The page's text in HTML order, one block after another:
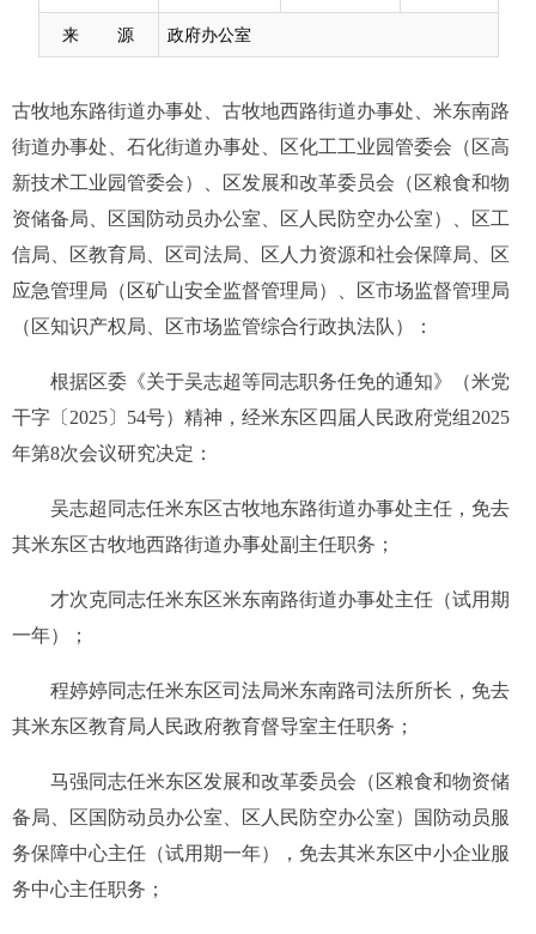
来 源
政府办公室
古牧地东路街道办事处、古牧地西路街道办事处、米东南路
街道办事处、石化街道办事处、区化工工业园管委会（区高
新技术工业园管委会）、区发展和改革委员会（区粮食和物
资储备局、区国防动员办公室、区人民防空办公室）、区工
信局、区教育局、区司法局、区人力资源和社会保障局、区
应急管理局（区矿山安全监督管理局）、区市场监督管理局
（区知识产权局、区市场监管综合行政执法队）：
根据区委《关于吴志超等同志职务任免的通知》（米党
干字〔2025〕54号）精神，经米东区四届人民政府党组2025
年第8次会议研究决定：
吴志超同志任米东区古牧地东路街道办事处主任，免去
其米东区古牧地西路街道办事处副主任职务；
才次克同志任米东区米东南路街道办事处主任（试用期
一年）；
程婷婷同志任米东区司法局米东南路司法所所长，免去
其米东区教育局人民政府教育督导室主任职务；
马强同志任米东区发展和改革委员会（区粮食和物资储
备局、区国防动员办公室、区人民防空办公室）国防动员服
务保障中心主任（试用期一年），免去其米东区中小企业服
务中心主任职务；